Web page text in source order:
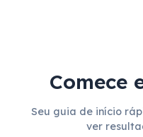
Comece
Seu guia de início
ver